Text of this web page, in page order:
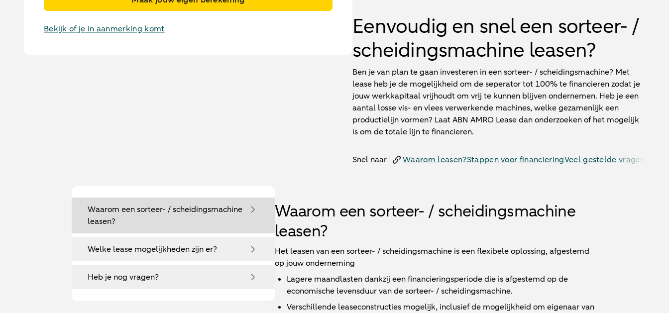
Bekijk of je in aanmerking komt
Eenvoudig en snel een sorteer- /
scheidingsmachine leasen?
Ben je van plan te gaan investeren in een sorteer- / scheidingsmachine? Met
lease heb je de mogelijkheid om de seperator tot 100% te financieren zodat je
jouw werkkapitaal vrijhoudt om vrij te kunnen blijven ondernemen. Heb je een
aantal losse vis- en vlees verwerkende machines, welke gezamenlijk een
productielijn vormen? Laat ABN AMRO Lease dan onderzoeken of het mogelijk
is om de totale lijn te financieren.
Snel naar Waarom leasen?Stappen voor financieringVeel gestelde vragen
Waarom een sorteer- / scheidingsmachine
leasen?
Welke lease mogelijkheden zijn er?
Heb je nog vragen?
Waarom een sorteer- / scheidingsmachine
leasen?
Het leasen van een sorteer- / scheidingsmachine is een flexibele oplossing, afgestemd
op jouw onderneming
Lagere maandlasten dankzij een financieringsperiode die is afgestemd op de
economische levensduur van de sorteer- / scheidingsmachine.
Verschillende leaseconstructies mogelijk, inclusief de mogelijkheid om eigenaar van